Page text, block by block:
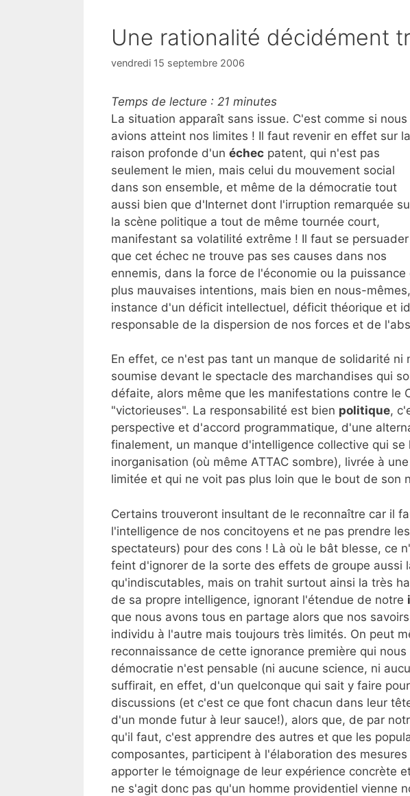
Une rationalité décidément
vendredi 15 septembre 2006
Temps de lecture : 21 minutes
La situation apparaît sans issue. C'est comme si nous
avions atteint nos limites ! Il faut revenir en effet sur la
raison profonde d'un échec patent, qui n'est pas
seulement le mien, mais celui du mouvement social
dans son ensemble, et même de la démocratie tout
aussi bien que d'Internet dont l'irruption remarquée
la scène politique a tout de même tournée court,
manifestant sa volatilité extrême ! Il faut se persuader
que cet échec ne trouve pas ses causes dans nos
ennemis, dans la force de l'économie ou la
plus mauvaises intentions, mais bien en nous-
instance d'un déficit intellectuel, déficit théorique et
responsable de la dispersion de nos forces et de
En effet, ce n'est pas tant un manque de solidarité ni
soumise devant le spectacle des marchandises qui
défaite, alors même que les manifestations contre le
"victorieuses". La responsabilité est bien politique,
perspective et d'accord programmatique, d'une
finalement, un manque d'intelligence collective qui se
inorganisation (où même ATTAC sombre), livrée à
limitée et qui ne voit pas plus loin que le bout de son
Certains trouveront insultant de le reconnaître car il
l'intelligence de nos concitoyens et ne pas prendre
spectateurs) pour des cons ! Là où le bât blesse, ce
feint d'ignorer de la sorte des effets de groupe aussi
qu'indiscutables, mais on trahit surtout ainsi la très
de sa propre intelligence, ignorant l'étendue de notre
que nous avons tous en partage alors que nos
individu à l'autre mais toujours très limités. On peut
reconnaissance de cette ignorance première qui
démocratie n'est pensable (ni aucune science, ni
suffirait, en effet, d'un quelconque qui sait y faire
discussions (et c'est ce que font chacun dans leur
d'un monde futur à leur sauce!), alors que, de par
qu'il faut, c'est apprendre des autres et que les
composantes, participent à l'élaboration des
apporter le témoignage de leur expérience concrète
ne s'agit donc pas qu'un homme providentiel vienne